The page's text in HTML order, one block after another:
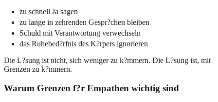
zu schnell Ja sagen
zu lange in zehrenden Gespr?chen bleiben
Schuld mit Verantwortung verwechseln
das Ruhebed?rfnis des K?rpers ignorieren
Die L?sung ist nicht, sich weniger zu k?mmern. Die L?sung ist, mit
Grenzen zu k?mmern.
Warum Grenzen f?r Empathen wichtig sind